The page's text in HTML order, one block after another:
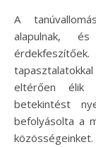
A
alapulnak,
eltérően élik
betekintést
befolyásolta a